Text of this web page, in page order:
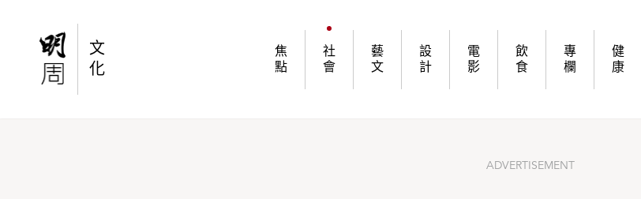
文
化
焦
點
社
會
藝
文
設
計
電
影
飲
食
專
欄
健
康
ADVERTISEMENT